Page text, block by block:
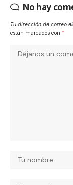
No hay
Tu dirección de correo
están marcados con *